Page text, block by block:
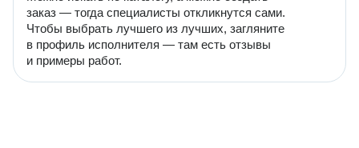
заказ — тогда специалисты откликнутся сами.
Чтобы выбрать лучшего из лучших, загляните
в профиль исполнителя — там есть отзывы
и примеры работ.